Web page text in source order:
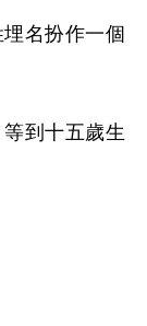
名扮作一個
到十五歲生